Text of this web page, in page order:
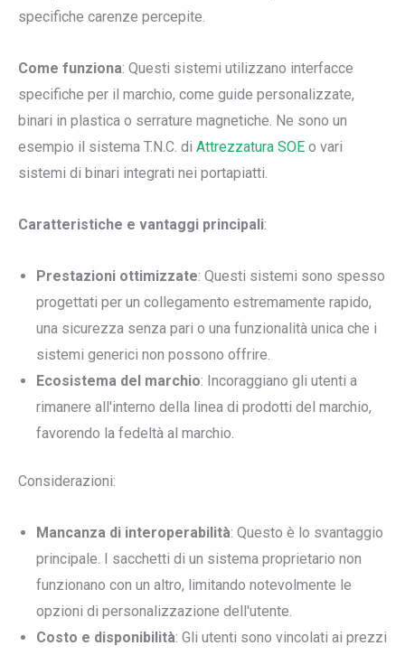
specifiche carenze percepite.
Come funziona: Questi sistemi utilizzano interfacce
specifiche per il marchio, come guide personalizzate,
binari in plastica o serrature magnetiche. Ne sono un
esempio il sistema T.N.C. di Attrezzatura SOE o vari
sistemi di binari integrati nei portapiatti.
Caratteristiche e vantaggi principali:
Prestazioni ottimizzate: Questi sistemi sono spesso
progettati per un collegamento estremamente rapido,
una sicurezza senza pari o una funzionalità unica che i
sistemi generici non possono offrire.
Ecosistema del marchio: Incoraggiano gli utenti a
rimanere all'interno della linea di prodotti del marchio,
favorendo la fedeltà al marchio.
Considerazioni:
Mancanza di interoperabilità: Questo è lo svantaggio
principale. I sacchetti di un sistema proprietario non
funzionano con un altro, limitando notevolmente le
opzioni di personalizzazione dell'utente.
Costo e disponibilità: Gli utenti sono vincolati ai prezzi